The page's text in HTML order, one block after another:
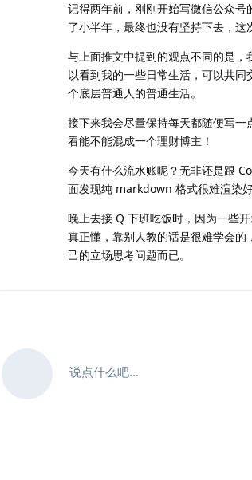
记得两年前，刚刚开始写微信公众号
了小半年，最终也没有坚持下去，这
与上面推文中提到的观点不同的是
以看到我的一些日常生活，可以共
个底层普通人的普通生活。
接下来我会尽量保持每天都随便写
看能不能混成一个理财博主！
今天有什么流水账呢？无非还是跟
面发现纯 markdown 格式很难渲染
晚上去接 Q 下班吃饭时，因为一些
真正懂，靠别人教的话是很难学会
己的立场思考问题而已。
说点什么吧...